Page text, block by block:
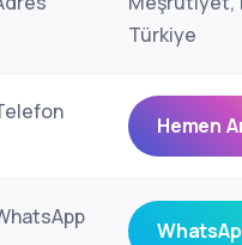
Türkiye
Hemen